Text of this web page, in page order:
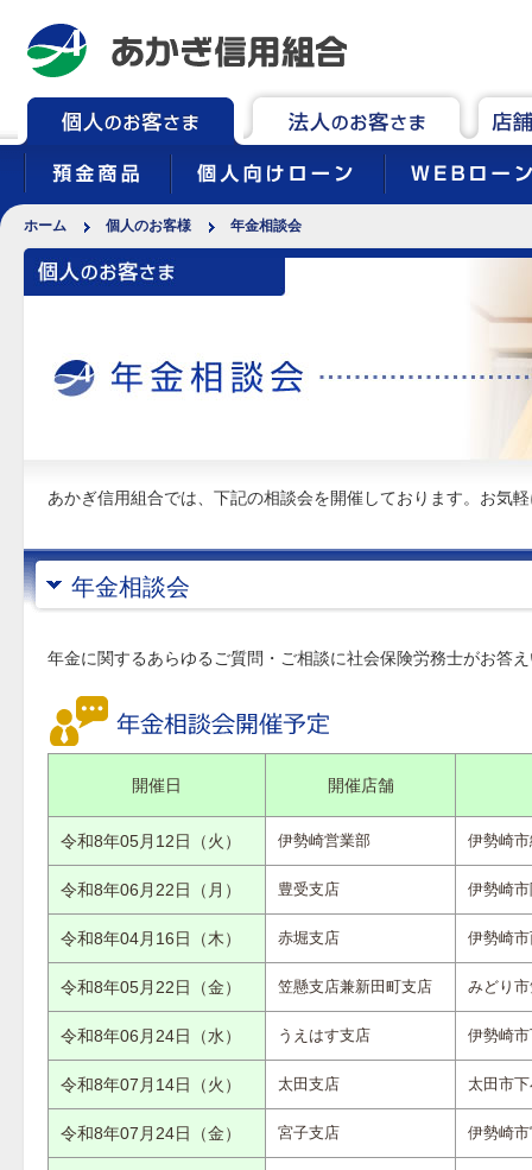
法人の
預金商品 個人向けローン
ホーム 個人のお客様 年金相談会
あかぎ信用組合では、下記の相談会を開催しております。お気
年金相談会
年金に関するあらゆるご質問・ご相談に社会保険労務士がお答
開催日 開催店舗
令和8年05月12日（火） 伊勢崎営業部 伊勢崎
令和8年06月22日（月） 豊受支店 伊勢崎
令和8年04月16日（木） 赤堀支店 伊勢崎
令和8年05月22日（金） 笠懸支店兼新田町支店 みどり
令和8年06月24日（水） うえはす支店 伊勢崎
令和8年07月14日（火） 太田支店 太田市
令和8年07月24日（金） 宮子支店 伊勢崎